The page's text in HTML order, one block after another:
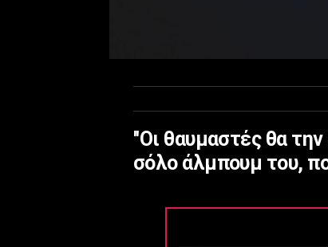
''Οι θαυμαστές θα
σόλο άλμπουμ του,